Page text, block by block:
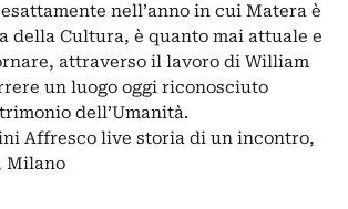
nell’anno in cui Matera è
della Cultura, è quanto mai attuale e
attraverso il lavoro di William
un luogo oggi riconosciuto
dell’Umanità.
Affresco live storia di un incontro,
Milano